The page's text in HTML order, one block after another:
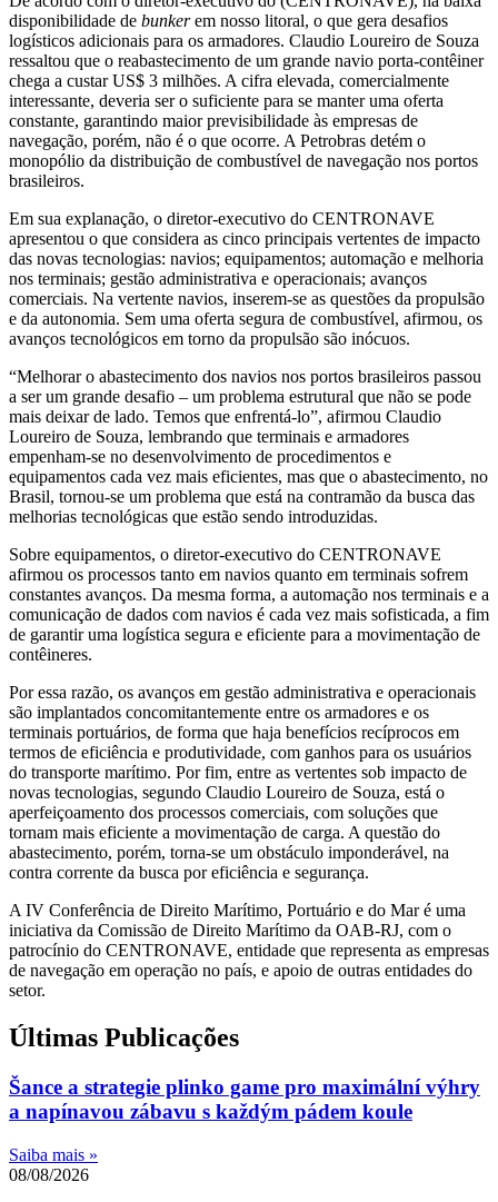
disponibilidade de bunkerem nosso litoral, o que gera desafios
logísticos adicionais para os armadores. Claudio Loureiro de Souza
ressaltou que o reabastecimento de um grande navio porta-contêiner
chega a custar US$ 3 milhões. A cifra elevada, comercialmente
interessante, deveria ser o suficiente para se manter uma oferta
constante, garantindo maior previsibilidade às empresas de
navegação, porém, não é o que ocorre. A Petrobras detém o
monopólio da distribuição de combustível de navegação nos portos
brasileiros.
Em sua explanação, o diretor-executivo do CENTRONAVE
apresentou o que considera as cinco principais vertentes de impacto
das novas tecnologias: navios; equipamentos; automação e melhoria
nos terminais; gestão administrativa e operacionais; avanços
comerciais. Na vertente navios, inserem-se as questões da propulsão
e da autonomia. Sem uma oferta segura de combustível, afirmou, os
avanços tecnológicos em torno da propulsão são inócuos.
“Melhorar o abastecimento dos navios nos portos brasileiros passou
a ser um grande desafio – um problema estrutural que não se pode
mais deixar de lado. Temos que enfrentá-lo”, afirmou Claudio
Loureiro de Souza, lembrando que terminais e armadores
empenham-se no desenvolvimento de procedimentos e
equipamentos cada vez mais eficientes, mas que o abastecimento, no
Brasil, tornou-se um problema que está na contramão da busca das
melhorias tecnológicas que estão sendo introduzidas.
Sobre equipamentos, o diretor-executivo do CENTRONAVE
afirmou os processos tanto em navios quanto em terminais sofrem
constantes avanços. Da mesma forma, a automação nos terminais e a
comunicação de dados com navios é cada vez mais sofisticada, a fim
de garantir uma logística segura e eficiente para a movimentação de
contêineres.
Por essa razão, os avanços em gestão administrativa e operacionais
são implantados concomitantemente entre os armadores e os
terminais portuários, de forma que haja benefícios recíprocos em
termos de eficiência e produtividade, com ganhos para os usuários
do transporte marítimo. Por fim, entre as vertentes sob impacto de
novas tecnologias, segundo Claudio Loureiro de Souza, está o
aperfeiçoamento dos processos comerciais, com soluções que
tornam mais eficiente a movimentação de carga. A questão do
abastecimento, porém, torna-se um obstáculo imponderável, na
contra corrente da busca por eficiência e segurança.
A IV Conferência de Direito Marítimo, Portuário e do Mar é uma
iniciativa da Comissão de Direito Marítimo da OAB-RJ, com o
patrocínio do CENTRONAVE, entidade que representa as empresas
de navegação em operação no país, e apoio de outras entidades do
setor.
Últimas Publicações
Šance a strategie plinko game pro maximální výhry
a napínavou zábavu s každým pádem koule
Saiba mais »
08/08/2026